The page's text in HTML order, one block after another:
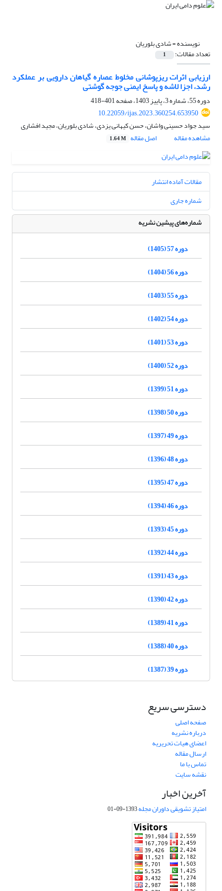
نویسنده =شادی بلوریان
تعداد مقالات: 1
ارزیابی اثرات ریزپوشانی مخلوط عصاره‌ گیاهان دارویی بر عملکرد
رشد، اجزا لاشه و پاسخ ایمنی جوجه گوشتی
دوره 55، شماره 3، پاییز 1403، صفحه
401-418
10.22059/ijas.2023.360254.653950
سید جواد حسینی واشان، حسن کیهانی یزدی، شادی بلوریان، مجید افشاری
مشاهده مقاله
اصل مقاله 1.64 M
مقالات آماده انتشار
شماره جاری
شماره‌های پیشین نشریه
دوره 57 (1405)
دوره 56 (1404)
دوره 55 (1403)
دوره 54 (1402)
دوره 53 (1401)
دوره 52 (1400)
دوره 51 (1399)
دوره 50 (1398)
دوره 49 (1397)
دوره 48 (1396)
دوره 47 (1395)
دوره 46 (1394)
دوره 45 (1393)
دوره 44 (1392)
دوره 43 (1391)
دوره 42 (1390)
دوره 41 (1389)
دوره 40 (1388)
دوره 39 (1387)
دسترسی سریع
صفحه اصلی
درباره نشریه
اعضای هیات تحریریه
ارسال مقاله
تماس با ما
نقشه سایت
آخرین اخبار
امتیاز تشویقی داوران مجله1393-09-01